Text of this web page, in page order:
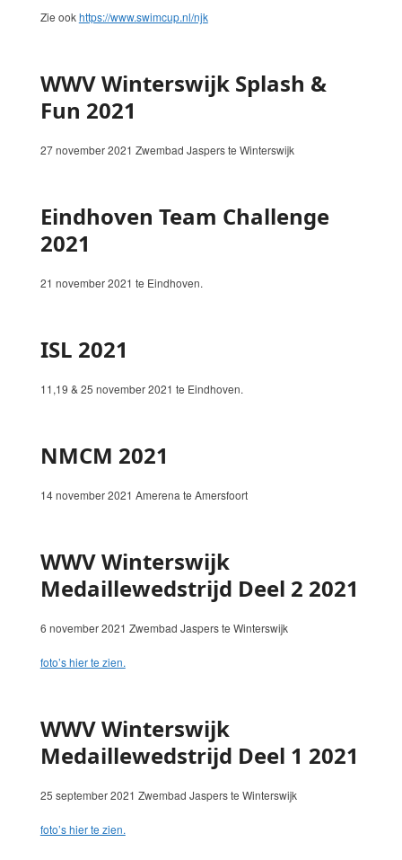
Zie ookhttps://www.swimcup.nl/njk
WWV Winterswijk Splash &
Fun 2021
27 november 2021 Zwembad Jaspers te Winterswijk
Eindhoven Team Challenge
2021
21 november 2021 te Eindhoven.
ISL 2021
11,19 & 25 november 2021 te Eindhoven.
NMCM 2021
14 november 2021 Amerena te Amersfoort
WWV Winterswijk
Medaillewedstrijd Deel 2 2021
6 november 2021 Zwembad Jaspers te Winterswijk
foto’s hier te zien.
WWV Winterswijk
Medaillewedstrijd Deel 1 2021
25 september 2021 Zwembad Jaspers te Winterswijk
foto’s hier te zien.